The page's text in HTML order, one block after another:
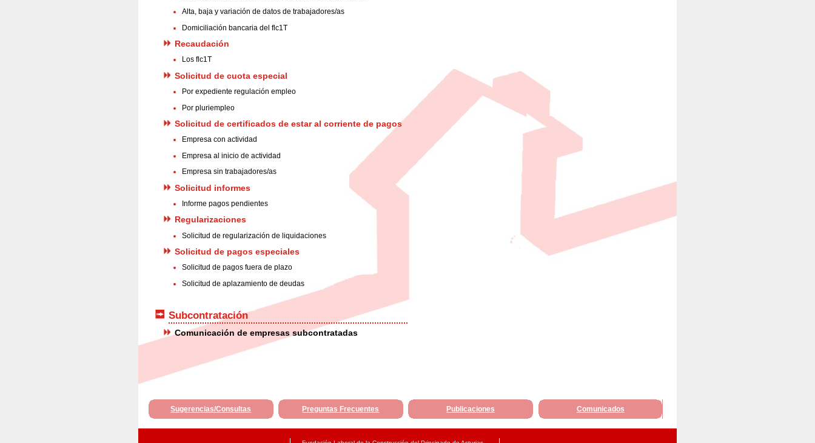
Alta, baja y variación de datos de trabajadores/as
Domiciliación bancaria del flc1T
Recaudación
Los flc1T
Solicitud de cuota especial
Por expediente regulación empleo
Por pluriempleo
Solicitud de certificados de estar al corriente de pagos
Empresa con actividad
Empresa al inicio de actividad
Empresa sin trabajadores/as
Solicitud informes
Informe pagos pendientes
Regularizaciones
Solicitud de regularización de liquidaciones
Solicitud de pagos especiales
Solicitud de pagos fuera de plazo
Solicitud de aplazamiento de deudas
Subcontratación
Comunicación de empresas subcontratadas
Sugerencias/Consultas Preguntas Frecuentes Publicaciones Comunicados